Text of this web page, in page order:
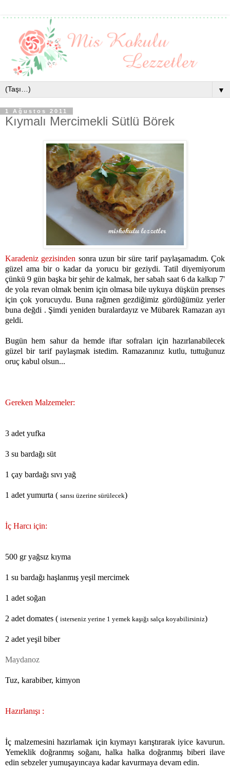
▼
1 Ağustos 2011
Kıymalı Mercimekli Sütlü Börek
Karadeniz gezisinden sonra uzun bir süre tarif paylaşamadım. Çok
güzel ama bir o kadar da yorucu bir geziydi. Tatil diyemiyorum
çünkü 9 gün başka bir şehir de kalmak, her sabah saat 6 da kalkıp 7'
de yola revan olmak benim için olmasa bile uykuya düşkün prenses
için çok yorucuydu. Buna rağmen gezdiğimiz gördüğümüz yerler
buna değdi . Şimdi yeniden buralardayız ve Mübarek Ramazan ayı
geldi.
Bugün hem sahur da hemde iftar sofraları için hazırlanabilecek
güzel bir tarif paylaşmak istedim. Ramazanınız kutlu, tuttuğunuz
oruç kabul olsun...
Gereken Malzemeler:
3 adet yufka
3 su bardağı süt
1 çay bardağı sıvı yağ
1 adet yumurta ( sarısı üzerine sürülecek)
İç Harcı için:
500 gr yağsız kıyma
1 su bardağı haşlanmış yeşil mercimek
1 adet soğan
2 adet domates ( isterseniz yerine 1 yemek kaşığı salça koyabilirsiniz)
2 adet yeşil biber
Maydanoz
Tuz, karabiber, kimyon
Hazırlanışı :
İç malzemesini hazırlamak için kıymayı karıştırarak iyice kavurun.
Yemeklik doğranmış soğanı, halka halka doğranmış biberi ilave
edin sebzeler yumuşayıncaya kadar kavurmaya devam edin.